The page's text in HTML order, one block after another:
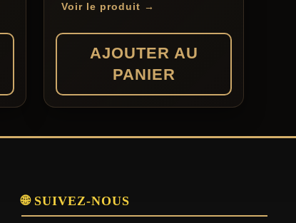
Voir le produit →
AJOUTER AU
PANIER
🌐 SUIVEZ-NOUS